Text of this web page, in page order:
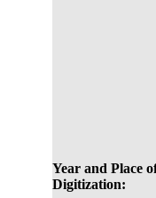
Year and Place
Digitization: